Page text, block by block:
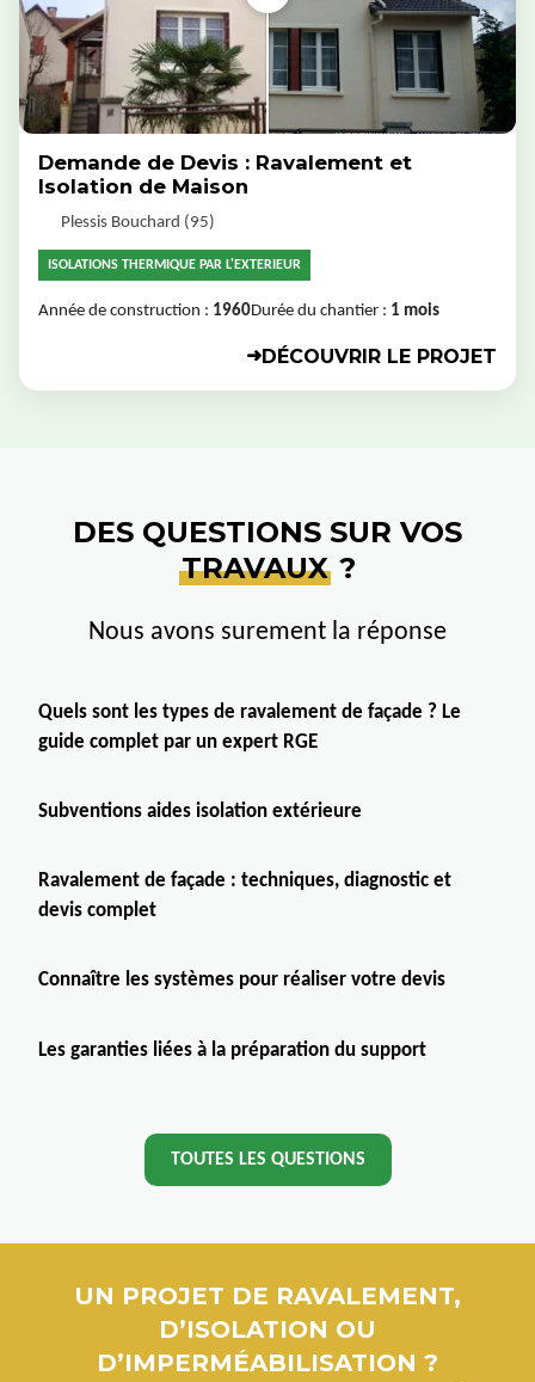
Demande de Devis : Ravalement et
Isolation de Maison
Plessis Bouchard (95)
ISOLATIONS THERMIQUE PAR L'EXTERIEUR
Année de construction : 1960Durée du chantier : 1 mois
➜DÉCOUVRIR LE PROJET
DES QUESTIONS SUR VOS
TRAVAUX?
Nous avons surement la réponse
Quels sont les types de ravalement de façade ? Le
guide complet par un expert RGE
Subventions aides isolation extérieure
Ravalement de façade : techniques, diagnostic et
devis complet
Connaître les systèmes pour réaliser votre devis
Les garanties liées à la préparation du support
TOUTES LES QUESTIONS
UN PROJET DE RAVALEMENT,
D’ISOLATION OU
D’IMPERMÉABILISATION ?